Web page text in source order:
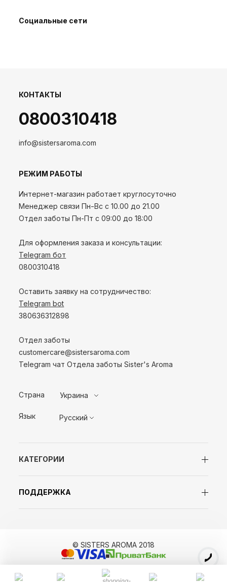
Социальные сети
КОНТАКТЫ
0800310418
info@sistersaroma.com
РЕЖИМ РАБОТЫ
Интернет-магазин работает круглосуточно
Менеджер связи Пн-Вс с 10.00 до 21.00
Отдел заботы Пн-Пт с 09:00 до 18:00
Для оформления заказа и консультации:
Telegram бот
0800310418
Оставить заявку на сотрудничество:
Telegram bot
380636312898
Отдел заботы
customercare@sistersaroma.com
Telegram чат Отдела заботы Sister's Aroma
КАТЕГОРИИ
ПОДДЕРЖКА
Страна Украина
Язык Русский
© SISTERS AROMA 2018